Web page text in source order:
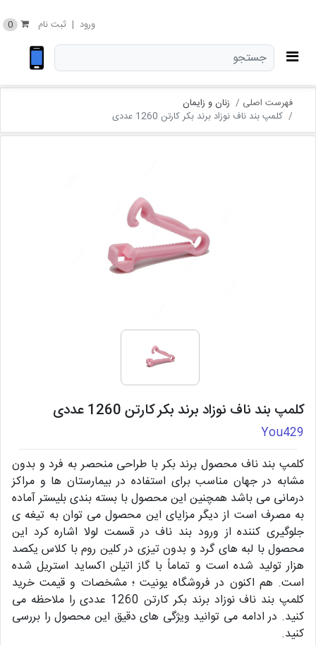
ورود | ثبت نام 0
فهرست اصلی
زنان و زایمان
کلمپ بند ناف نوزاد برند بکر کارتن 1260 عددی
کلمپ بند ناف نوزاد برند بکر کارتن 1260 عددی
You429
کلمپ بند ناف محصول برند بکر با طراحی منحصر به فرد و بدون
مشابه در جهان مناسب برای استفاده در بیمارستان ها و مراکز
درمانی می باشد همچنین این محصول با بسته بندی بلیستر آماده
به مصرف است از دیگر مزایای این محصول می توان به تیغه ی
جلوگیری کننده از ورود بند ناف در قسمت لولا اشاره کرد این
محصول با لبه های گرد و بدون تیزی در کلین روم با کلاس یکصد
هزار تولید شده است و تماماً با گاز اتیلن اکساید استریل شده
است. هم اکنون در فروشگاه یونیت ؛ مشخصات و قیمت خرید
کلمپ بند ناف نوزاد برند بکر کارتن 1260 عددی را ملاحظه می
کنید. در ادامه می توانید ویژگی های دقیق این محصول را بررسی
کنید.